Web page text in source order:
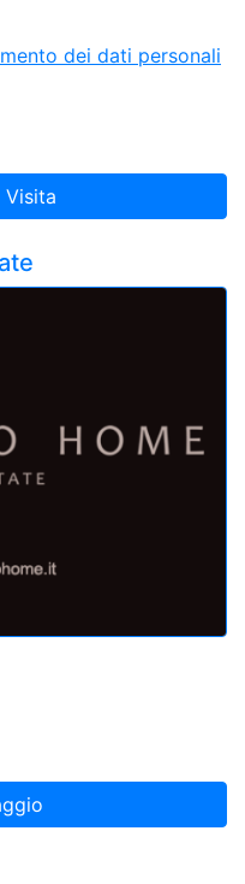
dei dati personali
Visita